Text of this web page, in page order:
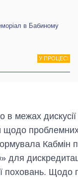
в Бабиному
У ПРОЦЕСІ
межах
щодо
поховань.